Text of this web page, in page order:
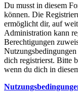
Du musst in diesem
können. Die
ermöglicht dir, auf
Administration kann
Berechtigungen
dich registrierst. Bitte
wenn du dich in